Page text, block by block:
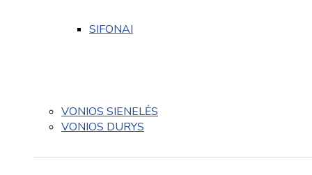
SIFONAI
VONIOS SIENELĖS
VONIOS DURYS